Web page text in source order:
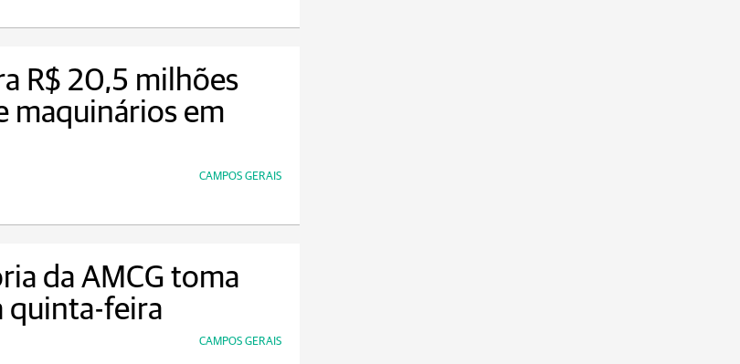
R$ 20,5 milhões
maquinários em
CAMPOS GERAIS
da AMCG toma
quinta-feira
CAMPOS GERAIS